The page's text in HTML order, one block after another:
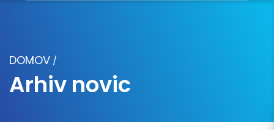
DOMOV /
Arhiv novic